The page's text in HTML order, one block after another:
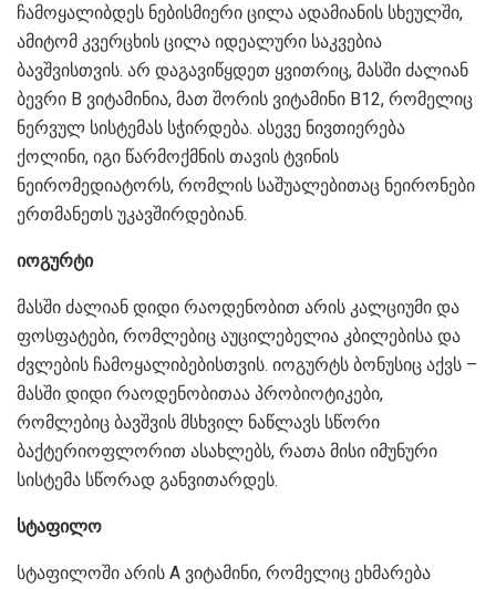
ჩამოყალიბდეს ნებისმიერი ცილა ადამიანის სხეულში,
ამიტომ კვერცხის ცილა იდეალური საკვებია
ბავშვისთვის. არ დაგავიწყდეთ ყვითრიც, მასში ძალიან
ბევრი B ვიტამინია, მათ შორის ვიტამინი B12, რომელიც
ნერვულ სისტემას სჭირდება. ასევე ნივთიერება
ქოლინი, იგი წარმოქმნის თავის ტვინის
ნეირომედიატორს, რომლის საშუალებითაც ნეირონები
ერთმანეთს უკავშირდებიან.
იოგურტი
მასში ძალიან დიდი რაოდენობით არის კალციუმი და
ფოსფატები, რომლებიც აუცილებელია კბილებისა და
ძვლების ჩამოყალიბებისთვის. იოგურტს ბონუსიც აქვს –
მასში დიდი რაოდენობითაა პრობიოტიკები,
რომლებიც ბავშვის მსხვილ ნაწლავს სწორი
ბაქტერიოფლორით ასახლებს, რათა მისი იმუნური
სისტემა სწორად განვითარდეს.
სტაფილო
სტაფილოში არის A ვიტამინი, რომელიც ეხმარება